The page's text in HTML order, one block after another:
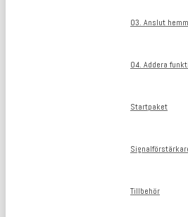
03. Anslut
04. Addera
Startpaket
Tillbehör